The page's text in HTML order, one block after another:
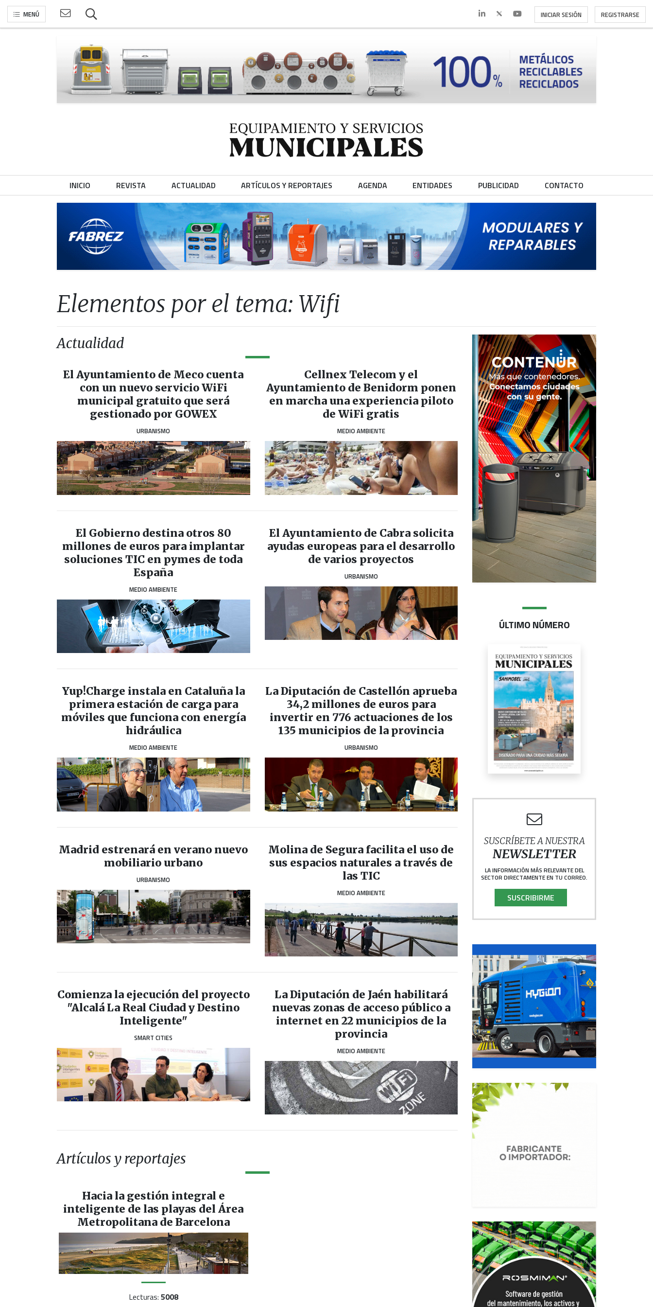
MENÚ INICIAR SESIÓN REGISTRARSE
INICIO REVISTA ACTUALIDAD ARTÍCULOS Y REPORTAJES AGENDA ENTIDADES PUBLICIDAD CONTACTO
Elementos por el tema: Wifi
Actualidad
El Ayuntamiento de Meco cuenta
con un nuevo servicio WiFi
municipal gratuito que será
gestionado por GOWEX
URBANISMO
Cellnex Telecom y el
Ayuntamiento de Benidorm ponen
en marcha una experiencia piloto
de WiFi gratis
MEDIO AMBIENTE
El Gobierno destina otros 80
millones de euros para implantar
soluciones TIC en pymes de toda
España
MEDIO AMBIENTE
El Ayuntamiento de Cabra solicita
ayudas europeas para el desarrollo
de varios proyectos
URBANISMO
Yup!Charge instala en Cataluña la
primera estación de carga para
móviles que funciona con energía
hidráulica
MEDIO AMBIENTE
La Diputación de Castellón aprueba
34,2 millones de euros para
invertir en 776 actuaciones de los
135 municipios de la provincia
URBANISMO
Madrid estrenará en verano nuevo
mobiliario urbano
URBANISMO
Molina de Segura facilita el uso de
sus espacios naturales a través de
las TIC
MEDIO AMBIENTE
Comienza la ejecución del proyecto
"Alcalá La Real Ciudad y Destino
Inteligente"
SMART CITIES
La Diputación de Jaén habilitará
nuevas zonas de acceso público a
internet en 22 municipios de la
provincia
MEDIO AMBIENTE
Artículos y reportajes
Hacia la gestión integral e
inteligente de las playas del Área
Metropolitana de Barcelona
Lecturas: 5008
ÚLTIMO NÚMERO
SUSCRÍBETE A NUESTRA
NEWSLETTER
LA INFORMACIÓN MÁS RELEVANTE DEL
SECTOR DIRECTAMENTE EN TU CORREO.
SUSCRIBIRME